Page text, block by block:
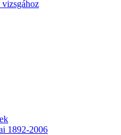
vizsgához
1892-2006